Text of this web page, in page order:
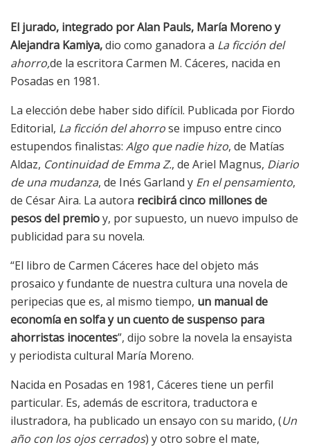
El jurado, integrado por Alan Pauls, María Moreno y
Alejandra Kamiya,dio como ganadora a La ficción del
ahorro,de la escritora Carmen M. Cáceres, nacida en
Posadas en 1981.
La elección debe haber sido difícil. Publicada por Fiordo
Editorial, La ficción del ahorrose impuso entre cinco
estupendos finalistas: Algo que nadie hizo, de Matías
Aldaz, Continuidad de Emma Z., de Ariel Magnus, Diario
de una mudanza, de Inés Garland y En el pensamiento,
de César Aira. La autora recibirá cinco millones de
pesos del premioy, por supuesto, un nuevo impulso de
publicidad para su novela.
“El libro de Carmen Cáceres hace del objeto más
prosaico y fundante de nuestra cultura una novela de
peripecias que es, al mismo tiempo, un manual de
economía en solfa y un cuento de suspenso para
ahorristas inocentes”, dijo sobre la novela la ensayista
y periodista cultural María Moreno.
Nacida en Posadas en 1981, Cáceres tiene un perfil
particular. Es, además de escritora, traductora e
ilustradora, ha publicado un ensayo con su marido, (Un
año con los ojos cerrados) y otro sobre el mate,